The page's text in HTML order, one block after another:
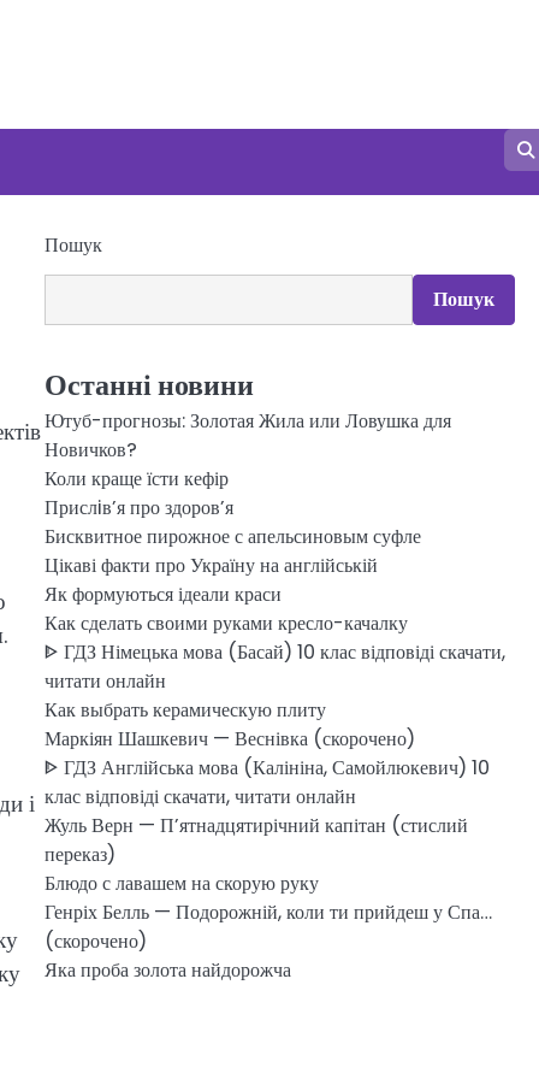
і
Пошук
Пошук
Останні новини
Ютуб-прогнозы: Золотая Жила или Ловушка для
Новичков?
Коли краще їсти кефір
Прислiв’я про здоров’я
Бисквитное пирожное с апельсиновым суфле
Цікаві факти про Україну на англійській
Як формуються ідеали краси
Как сделать своими руками кресло-качалку
ᐈ ГДЗ Німецька мова (Басай) 10 клас відповіді скачати,
читати онлайн
Как выбрать керамическую плиту
Маркіян Шашкевич — Веснівка (скорочено)
ᐈ ГДЗ Англійська мова (Калініна, Самойлюкевич) 10
клас відповіді скачати, читати онлайн
Жуль Верн — П’ятнадцятирічний капітан (стислий
переказ)
Блюдо с лавашем на скорую руку
Генріх Белль — Подорожній, коли ти прийдеш у Спа…
(скорочено)
Яка проба золота найдорожча